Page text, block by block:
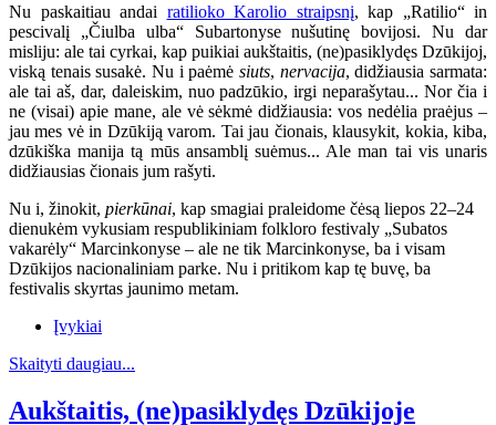
Nu paskaitiau andai ratilioko Karolio straipsnį, kap „Ratilio“ in
pescivalį „Čiulba ulba“ Subartonyse nušutinę bovijosi. Nu dar
misliju: ale tai cyrkai, kap puikiai aukštaitis, (ne)pasiklydęs Dzūkijoj,
viską tenais susakė. Nu i paėmė siuts, nervacija, didžiausia sarmata:
ale tai aš, dar, daleiskim, nuo padzūkio, irgi neparašytau... Nor čia i
ne (visai) apie mane, ale vė sėkmė didžiausia: vos nedėlia praėjus –
jau mes vė in Dzūkiją varom. Tai jau čionais, klausykit, kokia, kiba,
dzūkiška manija tą mūs ansamblį suėmus... Ale man tai vis unaris
didžiausias čionais jum rašyti.
Nu i, žinokit, pierkūnai, kap smagiai praleidome čėsą liepos 22–24
dienukėm vykusiam respublikiniam folkloro festivaly „Subatos
vakarėly“ Marcinkonyse – ale ne tik Marcinkonyse, ba i visam
Dzūkijos nacionaliniam parke. Nu i pritikom kap tę buvę, ba
festivalis skyrtas jaunimo metam.
Įvykiai
Skaityti daugiau...
Aukštaitis, (ne)pasiklydęs Dzūkijoje